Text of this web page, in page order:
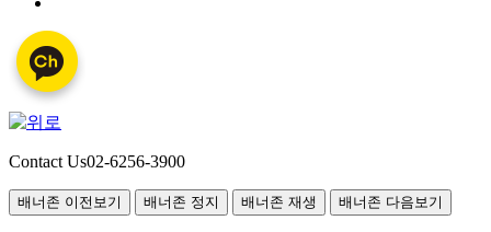
Contact Us02-6256-3900
배너존 이전보기 배너존 정지 배너존 재생 배너존 다음보기